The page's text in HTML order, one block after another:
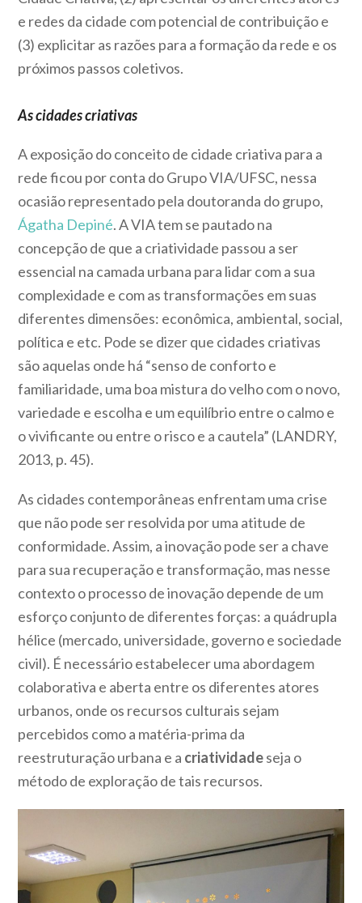
e redes da cidade com potencial de contribuição e
(3) explicitar as razões para a formação da rede e os
próximos passos coletivos.
As cidades criativas
A exposição do conceito de cidade criativa para a
rede ficou por conta do Grupo VIA/UFSC, nessa
ocasião representado pela doutoranda do grupo,
Ágatha Depiné. A VIA tem se pautado na
concepção de que a criatividade passou a ser
essencial na camada urbana para lidar com a sua
complexidade e com as transformações em suas
diferentes dimensões: econômica, ambiental, social,
política e etc. Pode se dizer que cidades criativas
são aquelas onde há “senso de conforto e
familiaridade, uma boa mistura do velho com o novo,
variedade e escolha e um equilíbrio entre o calmo e
o vivificante ou entre o risco e a cautela” (LANDRY,
2013, p. 45).
As cidades contemporâneas enfrentam uma crise
que não pode ser resolvida por uma atitude de
conformidade. Assim, ainovaçãopode ser a chave
para sua recuperação e transformação, mas nesse
contexto o processo de inovação depende de um
esforço conjunto de diferentes forças: a quádrupla
hélice (mercado, universidade, governo e sociedade
civil). É necessário estabelecer uma abordagem
colaborativa e aberta entre os diferentes atores
urbanos, onde os recursos culturais sejam
percebidos como a matéria-prima da
reestruturação urbana e a criatividadeseja o
método de exploração de tais recursos.